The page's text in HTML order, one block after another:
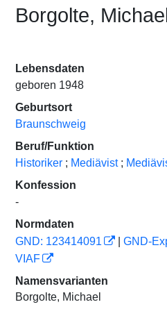
Borgolte,
Lebensdaten
geboren 1948
Geburtsort
Braunschweig
Beruf/Funktion
Historiker ; Mediävist ;
Konfession
-
Normdaten
GND: 123414091
GND-
VIAF
Namensvarianten
Borgolte, Michael